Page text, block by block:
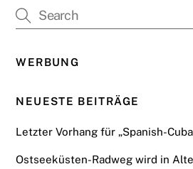
WERBUNG
NEUESTE BEITRÄGE
Letzter Vorhang für „Spanish-
Ostseeküsten-Radweg wird in